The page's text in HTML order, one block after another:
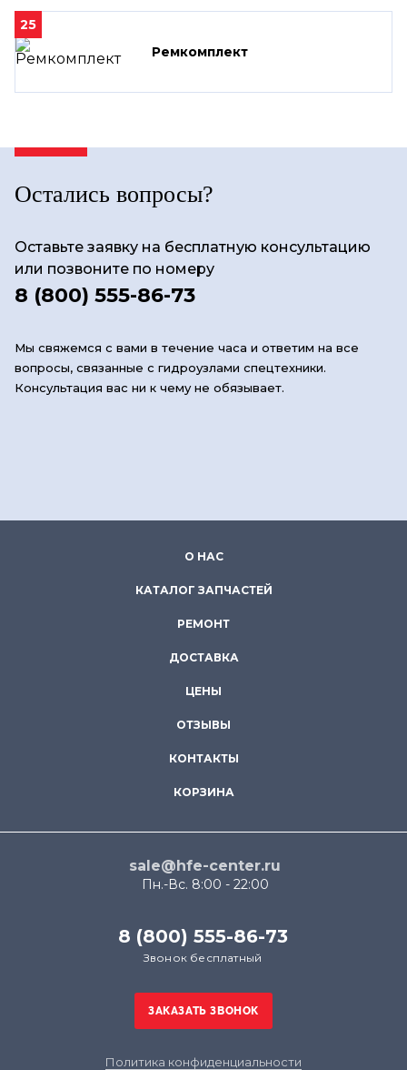
25
Ремкомплект
Остались вопросы?
Оставьте заявку на бесплатную консультацию
или позвоните по номеру
8 (800) 555-86-73
Мы свяжемся с вами в течение часа и ответим на все
вопросы, связанные с гидроузлами спецтехники.
Консультация вас ни к чему не обязывает.
О НАС
КАТАЛОГ ЗАПЧАСТЕЙ
РЕМОНТ
ДОСТАВКА
ЦЕНЫ
ОТЗЫВЫ
КОНТАКТЫ
КОРЗИНА
sale@hfe-center.ru
Пн.-Вс. 8:00 - 22:00
8 (800) 555-86-73
Звонок бесплатный
Политика конфиденциальности